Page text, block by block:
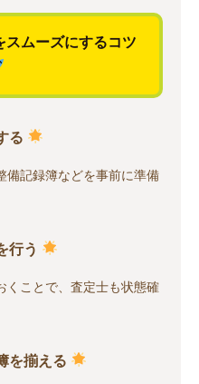
スムーズにするコツ
る
備記録簿などを事前に準備
行う
くことで、査定士も状態確
を揃える